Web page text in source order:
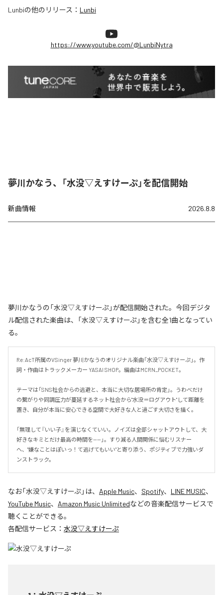
Lunbiの他のリリース： Lunbi
https://www.youtube.com/@LunbiNytra
夢川かなう、「水没▽えすけーぷ」を配信開始
新曲情報 2026.8.8
夢川かなうの「水没▽えすけーぷ」が配信開始された。今回デジタ
ル配信された楽曲は、「水没▽えすけーぷ」を含む全1曲となってい
る。
Re:AcT所属のVSinger 夢川かなうのオリジナル楽曲「水没▽えすけーぷ」。作
詞・作曲はトラックメーカー YASAI SHOP。編曲はMCRN_POCKET。
テーマは「SNS社会からの逃避と、本当に大切な居場所の肯定」。うわべだけ
の繋がりや同調圧力が蔓延するネット社会から"水没＝ログアウト"して距離を
置き、自分が本当に安心できる空間で大好きな人と過ごす大切さを描く。
「無理して『いい子』を演じなくていい。ノイズは全部シャットアウトして、大
好きなキミとだけ最高の時間を——」。すり減る人間関係に悩むリスナー
へ、"嫌なことはぽいっ！て逃げてもいい"と寄り添う、ポジティブで力強いダ
ンストラック。
なお「水没▽えすけーぷ」は、 Apple Music、 Spotify、 LINE MUSIC、
YouTube Music、 Amazon Music Unlimitedなどの音楽配信サービスで
聴くことができる。
各配信サービス： 水没▽えすけーぷ